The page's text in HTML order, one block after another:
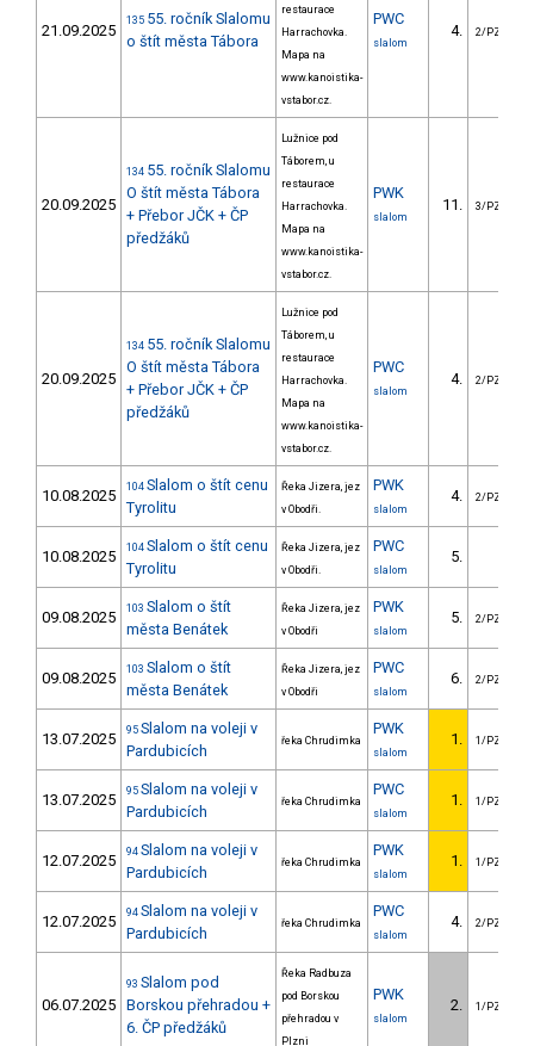
21.09.2025
135 55. ročník Slalomu
o štít města Tábora
restaurace
Harrachovka.
Mapa na
www.kanoistika-
vstabor.cz.
PWC
slalom
4. 2/PZZ
20.09.2025
134 55. ročník Slalomu
O štít města Tábora
+ Přebor JČK + ČP
předžáků
Lužnice pod
Táborem, u
restaurace
Harrachovka.
Mapa na
www.kanoistika-
vstabor.cz.
PWK
slalom
11. 3/PZZ
20.09.2025
134 55. ročník Slalomu
O štít města Tábora
+ Přebor JČK + ČP
předžáků
Lužnice pod
Táborem, u
restaurace
Harrachovka.
Mapa na
www.kanoistika-
vstabor.cz.
PWC
slalom
4. 2/PZZ
10.08.2025 104 Slalom o štít cenu
Tyrolitu
Řeka Jizera, jez
v Obodři.
PWK
slalom
4. 2/PZZ
10.08.2025 104 Slalom o štít cenu
Tyrolitu
Řeka Jizera, jez
v Obodři.
PWC
slalom
5.
09.08.2025 103 Slalom o štít
města Benátek
Řeka Jizera, jez
v Obodři
PWK
slalom
5. 2/PZZ
09.08.2025 103 Slalom o štít
města Benátek
Řeka Jizera, jez
v Obodři
PWC
slalom
6. 2/PZZ
13.07.2025 95 Slalom na voleji v
Pardubicích
řeka Chrudimka
PWK
slalom
1. 1/PZZ
13.07.2025 95 Slalom na voleji v
Pardubicích
řeka Chrudimka
PWC
slalom
1. 1/PZZ
12.07.2025 94 Slalom na voleji v
Pardubicích
řeka Chrudimka
PWK
slalom
1. 1/PZZ
12.07.2025 94 Slalom na voleji v
Pardubicích
řeka Chrudimka
PWC
slalom
4. 2/PZZ
06.07.2025
93 Slalom pod
Borskou přehradou +
6. ČP předžáků
Řeka Radbuza
pod Borskou
přehradou v
Plzni
PWK
slalom
2. 1/PZZ